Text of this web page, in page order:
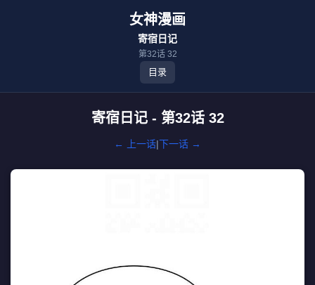
女神漫画
寄宿日记
第32话 32
目录
寄宿日记 - 第32话 32
← 上一话|下一话 →